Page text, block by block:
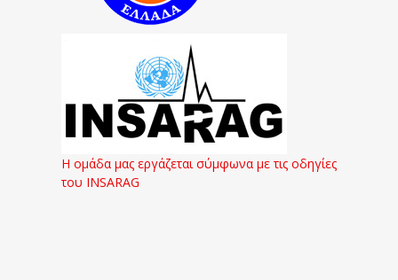
Η ομάδα μας εργάζεται σύμφωνα με τις οδηγίες
του INSARAG